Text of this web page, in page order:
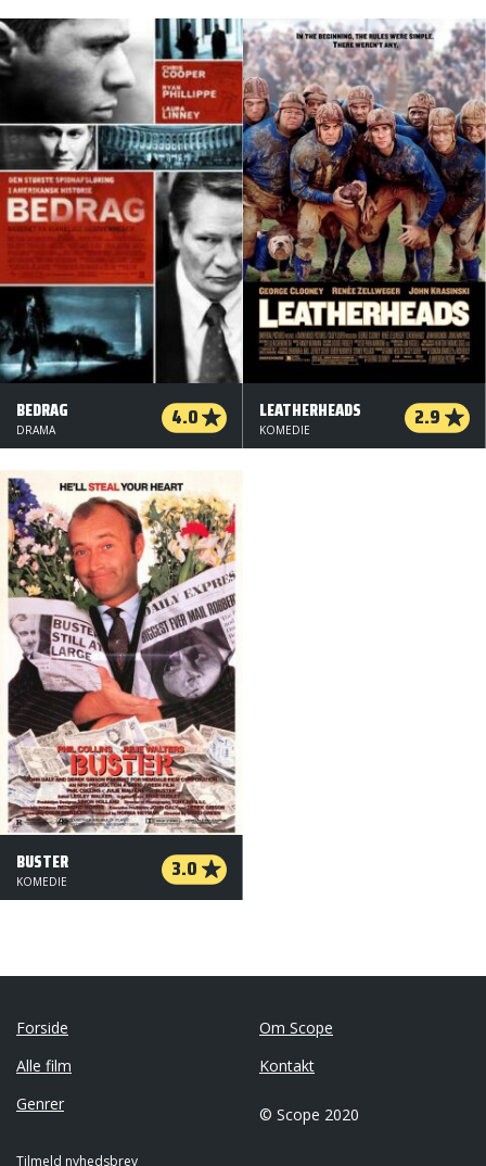
BEDRAG 4.0
DRAMA
LEATHERHEADS 2.9
KOMEDIE
BUSTER 3.0
KOMEDIE
Forside
Alle film
Genrer
Om Scope
Kontakt
© Scope 2020
Tilmeld nyhedsbrev